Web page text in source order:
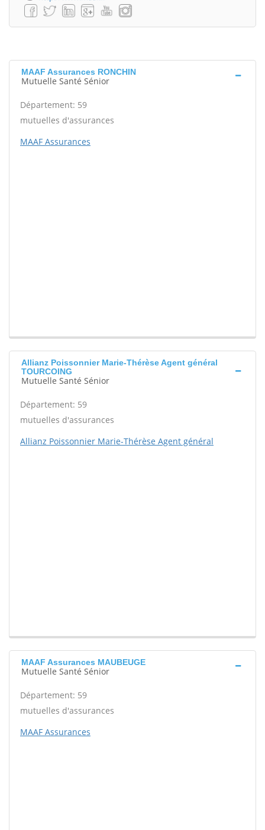
MAAF Assurances RONCHIN
Mutuelle Santé Sénior
Département: 59
mutuelles d'assurances
MAAF Assurances
Allianz Poissonnier Marie-Thérèse Agent général
TOURCOING
Mutuelle Santé Sénior
Département: 59
mutuelles d'assurances
Allianz Poissonnier Marie-Thérèse Agent général
MAAF Assurances MAUBEUGE
Mutuelle Santé Sénior
Département: 59
mutuelles d'assurances
MAAF Assurances